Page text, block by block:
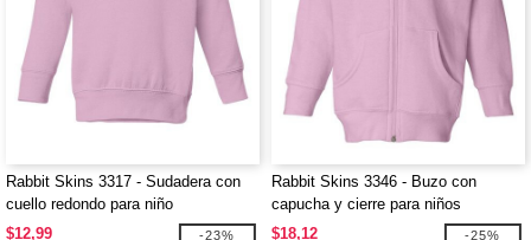
Rabbit Skins 3317 - Sudadera con
cuello redondo para niño
pequeño/juvenil
$12,99 -23%
Rabbit Skins 3346 - Buzo con
capucha y cierre para niños
pequeños
$18,12 -25%